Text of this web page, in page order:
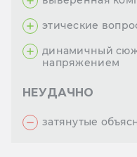
этические
динамичный
напряжением
НЕУДАЧНО
затянутые